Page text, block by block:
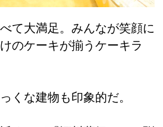
て大満足。みんなが笑顔に
のケーキが揃うケーキラ
くな建物も印象的だ。